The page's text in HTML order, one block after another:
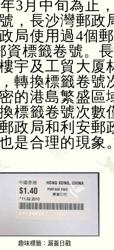
3月中旬為止
，長沙灣郵政
局使用過4個
資標籤卷號。
宇及工貿大厦
轉換標籤卷號
的港島繁盛
標籤卷號次數
政局和利安郵
是合理的現象
趣味標籤：漏蓋日戳